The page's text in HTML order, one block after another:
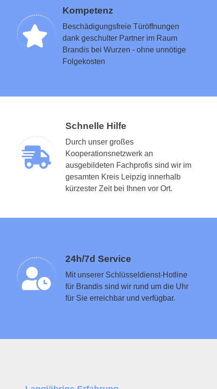
Kompetenz
Beschädigungsfreie Türöffnungen
dank geschulter Partner im Raum
Brandis bei Wurzen - ohne unnötige
Folgekosten
Schnelle Hilfe
Durch unser großes
Kooperationsnetzwerk an
ausgebildeten Fachprofis sind wir im
gesamten Kreis Leipzig innerhalb
kürzester Zeit bei Ihnen vor Ort.
24h/7d Service
Mit unserer Schlüsseldienst-Hotline
für Brandis sind wir rund um die Uhr
für Sie erreichbar und verfügbar.
Schlüsseldienst in der Nähe vermitteln